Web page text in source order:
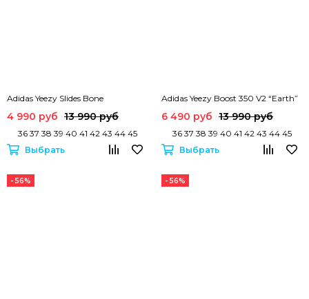
Adidas Yeezy Slides Bone
4 990 руб 13 990 руб
36 37 38 39 40 41 42 43 44 45
Выбрать
Adidas Yeezy Boost 350 V2 “Earth”
6 490 руб 13 990 руб
36 37 38 39 40 41 42 43 44 45
Выбрать
- 56% - 56%